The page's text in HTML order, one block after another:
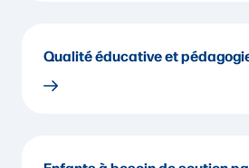
Qualité éducative et